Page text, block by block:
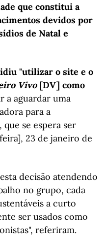
que constitui a
devidos por
de Natal e
"utilizar o site e o
Vivo[DV] como
a aguardar uma
para a
que se espera ser
23 de janeiro de
decisão atendendo
no grupo, cada
a curto
ser usados como
referiram.